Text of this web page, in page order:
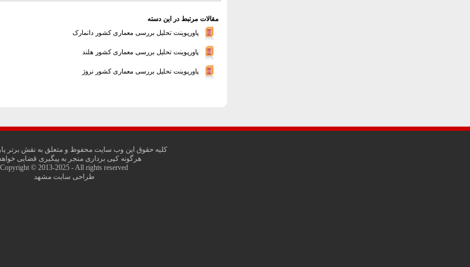
مقالات مرتبط در این دسته
پاورپوینت تحلیل بررسی معماری کشور دانمارک
پاورپوینت تحلیل بررسی معماری کشور هلند
پاورپوینت تحلیل بررسی معماری کشور نروژ
کليه حقوق اين وب سايت محفوظ و متعلق به نقش برتر
هرگونه کپی برداری منجر به پیگیری قضایی
Copyright © 2013-2025 - All rights reserved
طراحی سایت مشهد